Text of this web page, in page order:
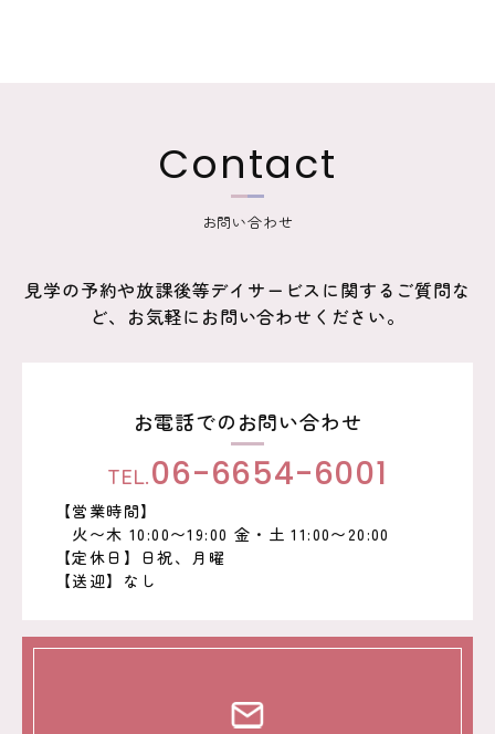
Contact
お問い合わせ
見学の予約や放課後等デイサービスに関するご質問な
ど、お気軽にお問い合わせください。
お電話でのお問い合わせ
TEL.06-6654-6001
【営業時間】
火〜木 10:00〜19:00 金・土 11:00〜20:00
【定休日】日祝、月曜
【送迎】なし